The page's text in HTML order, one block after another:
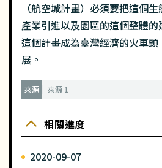
（航空城計畫）必須要把這個
產業引進以及園區的這個整體
這個計畫成為臺灣經濟的火車
展。
來源 來源 1
相關進度
2020-09-07